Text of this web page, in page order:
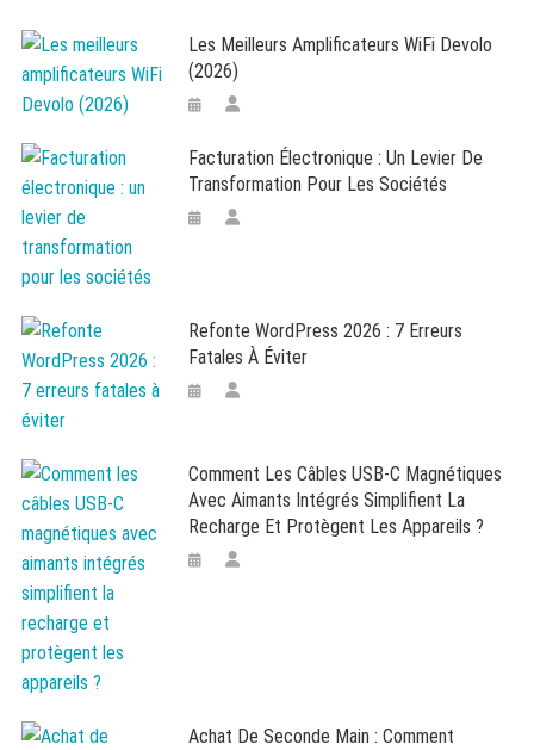
Les Meilleurs Amplificateurs WiFi Devolo
(2026)
Facturation Électronique : Un Levier De
Transformation Pour Les Sociétés
Refonte WordPress 2026 : 7 Erreurs
Fatales À Éviter
Comment Les Câbles USB-C Magnétiques
Avec Aimants Intégrés Simplifient La
Recharge Et Protègent Les Appareils ?
Achat De Seconde Main : Comment